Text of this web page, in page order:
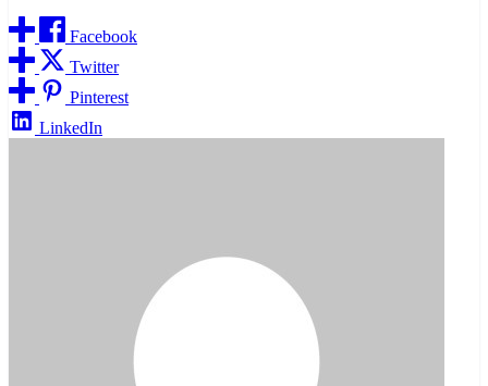
Facebook
Twitter
Pinterest
LinkedIn